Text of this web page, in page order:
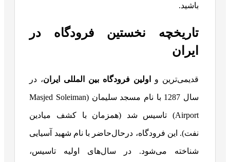
باشید.
تاریخچه نخستین فرودگاه در
ایران
قدیمی‌ترین و اولین فرودگاه‌ بین المللی ایران، در
سال 1287 با نام مسجد سلیمان (Masjed Soleiman
Airport) تاسیس شد (همزمان با کشف میادین
نفت). این فرودگاه، درحال‌حاضر با نام شهید آسیایی
شناخته می‌شود. در سال‌های اولیه تاسیس،